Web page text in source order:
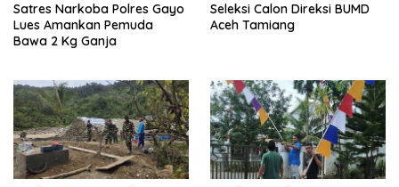
Satres Narkoba Polres Gayo
Lues Amankan Pemuda
Bawa 2 Kg Ganja
Seleksi Calon Direksi BUMD
Aceh Tamiang